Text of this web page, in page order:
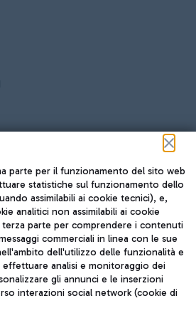
e approfitta della vicinanza
più facile spostarsi
l'aeroporto di Fiumicino da Roma
Trenitalia.
TRAVEL JOURNAL
ITA
parte per il funzionamento del sito web
statistiche sul funzionamento dello
assimilabili ai cookie tecnici), e,
analitici non assimilabili ai cookie
parte per comprendere i contenuti
commerciali in linea con le sue
dell'utilizzo delle funzionalità e
analisi e monitoraggio dei
gli annunci e le inserzioni
interazioni social network (cookie di